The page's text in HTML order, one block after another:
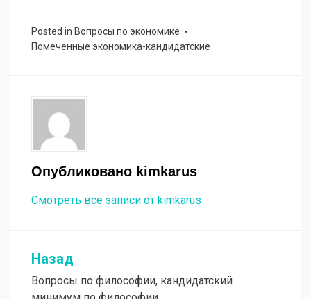
Posted in Вопросы по экономике
Помеченные экономика-кандидатские
Опубликовано kimkarus
Смотреть все записи от kimkarus
Навигация
по
Назад
Вопросы по философии, кандидатский